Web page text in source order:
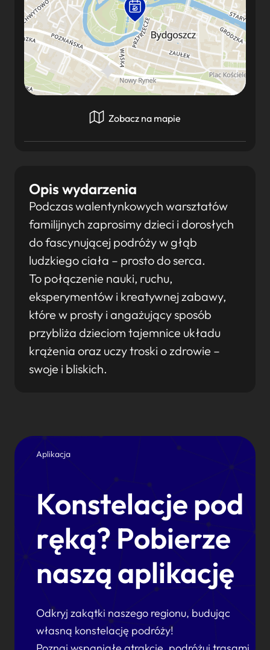
Opis wydarzenia
Podczas walentynkowych warsztatów
familijnych zaprosimy dzieci i dorosłych
do fascynującej podróży w głąb
ludzkiego ciała – prosto do serca.
To połączenie nauki, ruchu,
eksperymentów i kreatywnej zabawy,
które w prosty i angażujący sposób
przybliża dzieciom tajemnice układu
krążenia oraz uczy troski o zdrowie –
swoje i bliskich.
Zobacz na mapie
Aplikacja
Konstelacje pod
ręką? Pobierze
naszą aplikację
Odkryj zakątki naszego regionu, budując
własną konstelację podróży!